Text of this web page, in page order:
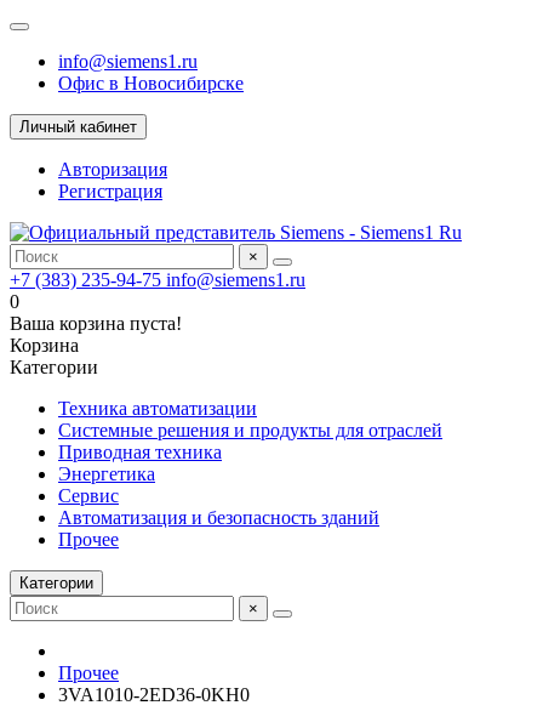
info@siemens1.ru
Офис в Новосибирске
Личный кабинет
Авторизация
Регистрация
×
+7 (383) 235-94-75 info@siemens1.ru
0
Ваша корзина пуста!
Корзина
Категории
Техника автоматизации
Системные решения и продукты для отраслей
Приводная техника
Энергетика
Сервис
Автоматизация и безопасность зданий
Прочее
Категории
×
Прочее
3VA1010-2ED36-0KH0